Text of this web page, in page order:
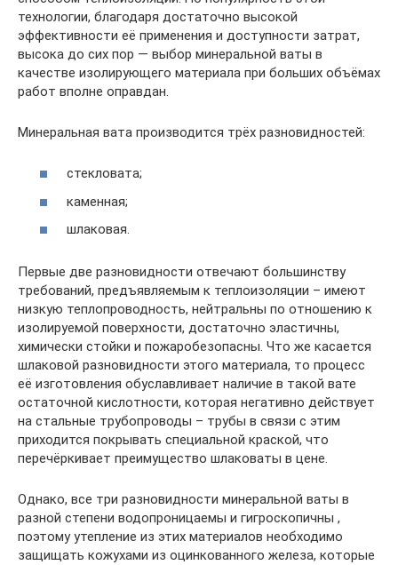
технологии, благодаря достаточно высокой
эффективности её применения и доступности затрат,
высока до сих пор — выбор минеральной ваты в
качестве изолирующего материала при больших объёмах
работ вполне оправдан.
Минеральная вата производится трёх разновидностей:
стекловата;
каменная;
шлаковая.
Первые две разновидности отвечают большинству
требований, предъявляемым к теплоизоляции – имеют
низкую теплопроводность, нейтральны по отношению к
изолируемой поверхности, достаточно эластичны,
химически стойки и пожаробезопасны. Что же касается
шлаковой разновидности этого материала, то процесс
её изготовления обуславливает наличие в такой вате
остаточной кислотности, которая негативно действует
на стальные трубопроводы – трубы в связи с этим
приходится покрывать специальной краской, что
перечёркивает преимущество шлаковаты в цене.
Однако, все три разновидности минеральной ваты в
разной степени водопроницаемы и гигроскопичны ,
поэтому утепление из этих материалов необходимо
защищать кожухами из оцинкованного железа, которые